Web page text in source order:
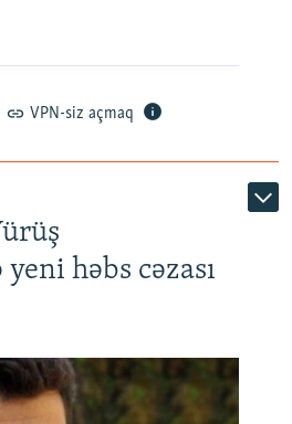
VPN-siz açmaq
həbs cəzası